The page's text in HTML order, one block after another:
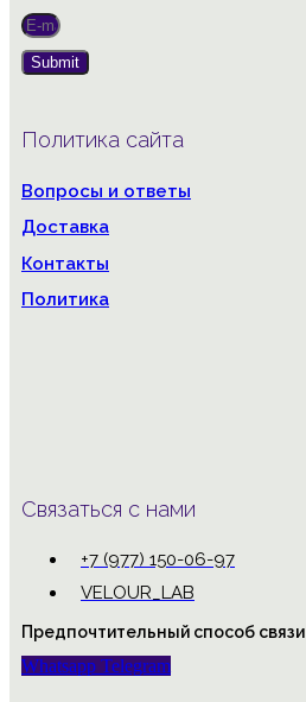
Submit
Политика сайта
Вопросы и ответы
Доставка
Контакты
Политика
Связаться с нами
+7 (977) 150-06-97
VELOUR_LAB
Предпочтительный способ связи
Whatsapp Telegram